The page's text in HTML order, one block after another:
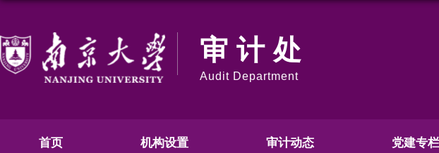
审计处
Audit Department
首页 机构设置 审计动态 党建专栏